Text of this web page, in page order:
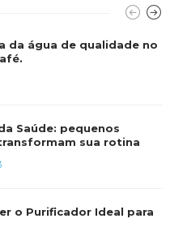
da água de qualidade no
Saúde: pequenos
sua rotina
o Purificador Ideal para